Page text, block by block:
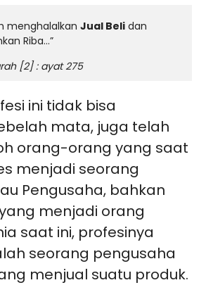
menghalalkan Jual Beli dan
Riba…”
[2] : ayat 275
ini tidak bisa
mata, juga telah
orang-orang yang saat
menjadi seorang
Pengusaha, bahkan
menjadi orang
saat ini, profesinya
seorang pengusaha
menjual suatu produk.